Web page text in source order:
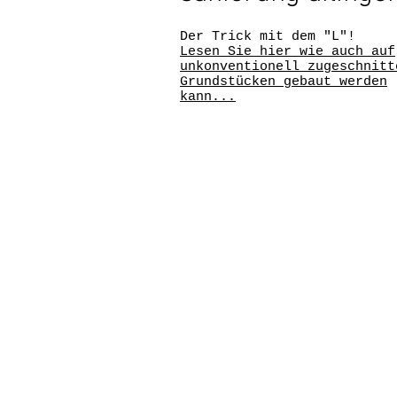
Der Trick mit dem "L"!
Lesen Sie hier wie auch auf
unkonventionell
Grundstücken gebaut werden
kann...